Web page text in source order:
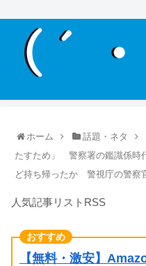
ホーム 話題・ネタ
たすため」 警察署の鑑識係時
ど持ち帰ったか 警視庁の警察
人気記事リストRSS
【無料・激安】